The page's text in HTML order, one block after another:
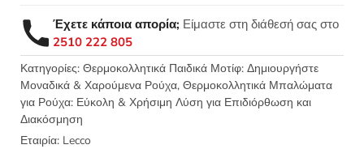
μοτίφ
Αρκούδος
πουκάμισο
4,5x9,5εκ
LECCO
6531.D
ποσότητα
Έχετε κάποια απορία; Είμαστε στη διάθεσή σας στο
2510 222 805
Κατηγορίες: Θερμοκολλητικά Παιδικά Μοτίφ: Δημιουργήστε
Μοναδικά & Χαρούμενα Ρούχα, Θερμοκολλητικά Μπαλώματα
για Ρούχα: Εύκολη & Χρήσιμη Λύση για Επιδιόρθωση και
Διακόσμηση
Εταιρία: Lecco